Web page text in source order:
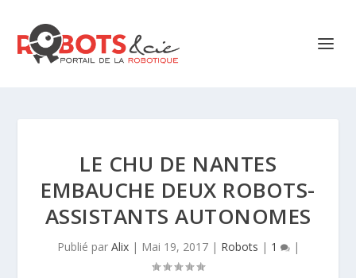
LE CHU DE NANTES
EMBAUCHE DEUX ROBOTS-
ASSISTANTS AUTONOMES
Publié par Alix| Mai 19, 2017| Robots | 1 |